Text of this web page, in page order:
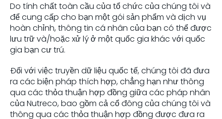
Do tính chất toàn cầu của tổ chức của chúng tôi và
để cung cấp cho bạn một gói sản phẩm và dịch vụ
hoàn chỉnh, thông tin cá nhân của bạn có thể được
lưu trữ và/hoặc xử lý ở một quốc gia khác với quốc
gia bạn cư trú.
Đối với việc truyền dữ liệu quốc tế, chúng tôi đã đưa
ra các biện pháp thích hợp, chẳng hạn như thông
qua các thỏa thuận hợp đồng giữa các pháp nhân
của Nutreco, bao gồm cả cổ đông của chúng tôi và
thông qua các thỏa thuận hợp đồng được đưa ra